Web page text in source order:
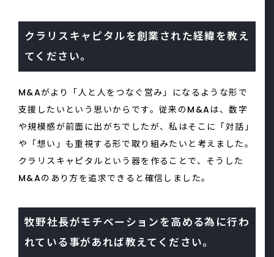
クラリスキャピタルを創業された経緯を教え
てください。
M&Aがより「人と人をつなぐ営み」になるような形で
支援したいという思いからです。従来のM&Aは、数字
や規模感が前面に出がちでしたが、私はそこに「対話」
や「想い」も重視する形で取り組みたいと考えました。
クラリスキャピタルという器を作ることで、そうした
M&Aのあり方を追求できると確信しました。
牧野社長がモチベーションを高める為に行わ
れている事があれば教えてください。